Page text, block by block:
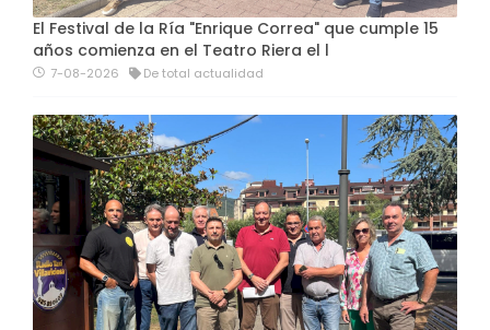
El Festival de la Ría "Enrique Correa" que cumple 15
años comienza en el Teatro Riera el l
7-08-2026 De total actualidad